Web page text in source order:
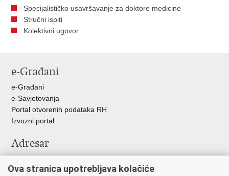
Specijalističko usavršavanje za doktore medicine
Stručni ispiti
Kolektivni ugovor
e-Građani
e-Građani
e-Savjetovanja
Portal otvorenih podataka RH
Izvozni portal
Adresar
Adresar tijela javne vlasti
Ova stranica upotrebljava kolačiće